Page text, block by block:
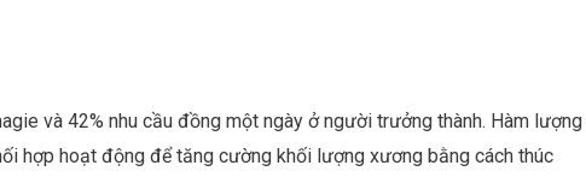
và 42% nhu cầu đồng một ngày ở người trưởng thành. Hàm lượng
hợp hoạt động để tăng cường khối lượng xương bằng cách thúc